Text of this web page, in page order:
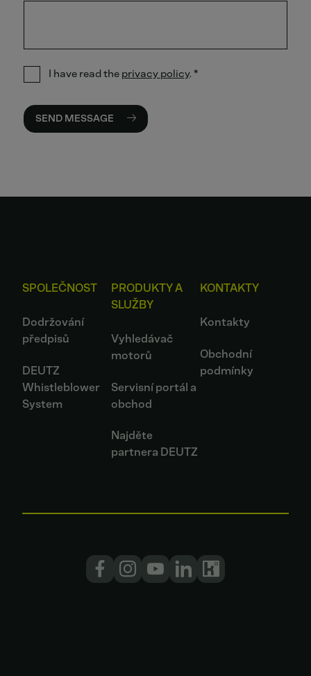
I have read the privacy policy. *
SEND MESSAGE
SPOLEČNOST
Dodržování
předpisů
DEUTZ
Whistleblower
System
PRODUKTY A
SLUŽBY
Vyhledávač
motorů
Servisní portál a
obchod
Najděte
partnera DEUTZ
KONTAKTY
Kontakty
Obchodní
podmínky